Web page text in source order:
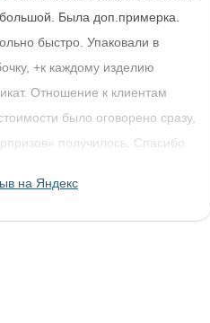
Была доп.примерка.
быстро. Упаковали в
+к каждому изделию
Отношение к клиентам
было оговорено сразу,
получилось. Спасибо
на Яндекс